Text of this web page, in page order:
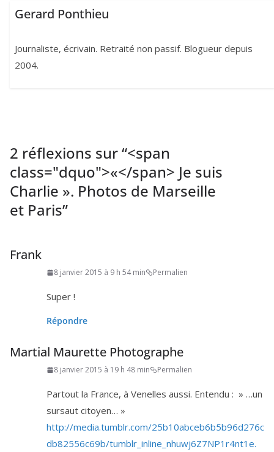
Gerard Ponthieu
Journaliste, écrivain. Retraité non passif. Blogueur depuis
2004.
2 réflexions sur “<span
class="dquo">«</span> Je suis
Charlie ». Photos de Marseille
et Paris”
Frank
8 janvier 2015 à 9 h 54 min Permalien
Super !
Répondre
Martial Maurette Photographe
8 janvier 2015 à 19 h 48 min Permalien
Partout la France, à Venelles aus­si. Entendu : » …un
sur­saut citoyen… »
http://​media​.tum​blr​.com/​25​b​1 0​a​b​c​e​b​6​b​5​b​96​d​276​c​
d​b​82556​c​69​b​/​t​u​m​b​l​r​_​i​n​l​i​n​e​_​n​h​u​w​j​6​Z​7​N​P​1 ​r​4​n​t​1 ​e​.​